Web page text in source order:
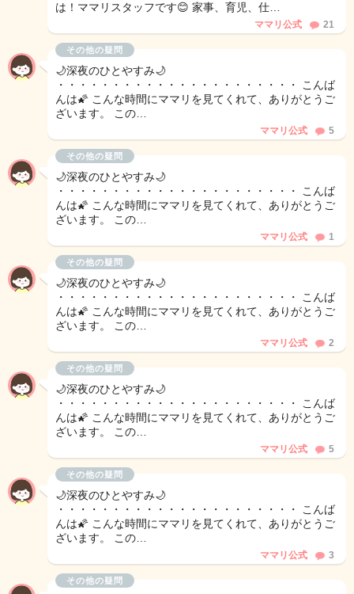
は！ママリスタッフです😊 家事、育児、仕…
ママリ公式 21
その他の疑問
🌙深夜のひとやすみ🌙
・・・・・・・・・・・・・・・・・・・・・・ こんば
んは🌠 こんな時間にママリを見てくれて、ありがとうご
ざいます。 この…
ママリ公式 5
その他の疑問
🌙深夜のひとやすみ🌙
・・・・・・・・・・・・・・・・・・・・・・ こんば
んは🌠 こんな時間にママリを見てくれて、ありがとうご
ざいます。 この…
ママリ公式 1
その他の疑問
🌙深夜のひとやすみ🌙
・・・・・・・・・・・・・・・・・・・・・・ こんば
んは🌠 こんな時間にママリを見てくれて、ありがとうご
ざいます。 この…
ママリ公式 2
その他の疑問
🌙深夜のひとやすみ🌙
・・・・・・・・・・・・・・・・・・・・・・ こんば
んは🌠 こんな時間にママリを見てくれて、ありがとうご
ざいます。 この…
ママリ公式 5
その他の疑問
🌙深夜のひとやすみ🌙
・・・・・・・・・・・・・・・・・・・・・・ こんば
んは🌠 こんな時間にママリを見てくれて、ありがとうご
ざいます。 この…
ママリ公式 3
その他の疑問